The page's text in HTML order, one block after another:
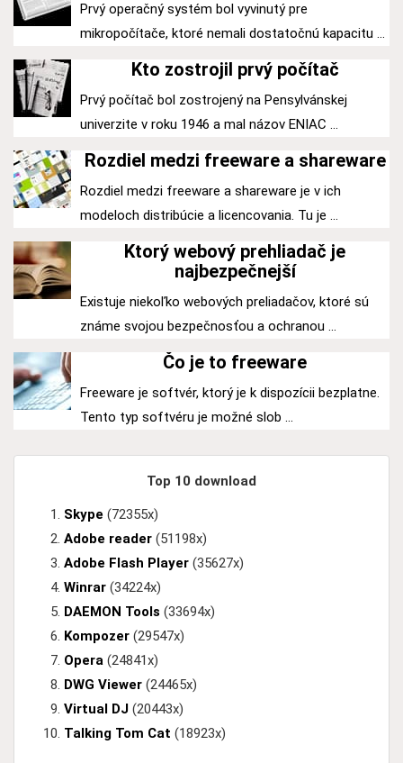
Prvý operačný systém bol vyvinutý pre
mikropočítače, ktoré nemali dostatočnú kapacitu ...
Kto zostrojil prvý počítač
Prvý počítač bol zostrojený na Pensylvánskej
univerzite v roku 1946 a mal názov ENIAC ...
Rozdiel medzi freeware a shareware
Rozdiel medzi freeware a shareware je v ich
modeloch distribúcie a licencovania. Tu je ...
Ktorý webový prehliadač je
najbezpečnejší
Existuje niekoľko webových preliadačov, ktoré sú
známe svojou bezpečnosťou a ochranou ...
Čo je to freeware
Freeware je softvér, ktorý je k dispozícii bezplatne.
Tento typ softvéru je možné slob ...
Top 10 download
Skype (72355x)
Adobe reader (51198x)
Adobe Flash Player (35627x)
Winrar (34224x)
DAEMON Tools (33694x)
Kompozer (29547x)
Opera (24841x)
DWG Viewer (24465x)
Virtual DJ (20443x)
Talking Tom Cat (18923x)